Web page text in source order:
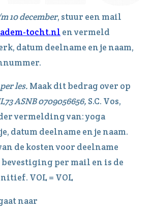
10 december, stuur een mail
tocht.nl en vermeld
datum deelname en je naam,
les. Maak dit bedrag over op
ASNB 0709056656, S.C. Vos,
vermelding van: yoga
datum deelname en je naam.
de kosten voor deelname
bevestiging per mail en is de
VOL = VOL
naar